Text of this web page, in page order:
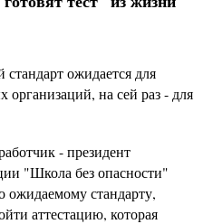
ожидается для
организаций, на сей раз - для
- президент
"Школа без опасности"
стандарту,
аттестацию, которая